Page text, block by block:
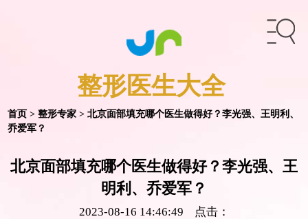
整形医生大全
首页 >整形专家 > 北京面部填充哪个医生做得好？李光强、王明利、
乔爱军？
北京面部填充哪个医生做得好？李光强、王
明利、乔爱军？
2023-08-16 14:46:49 点击：